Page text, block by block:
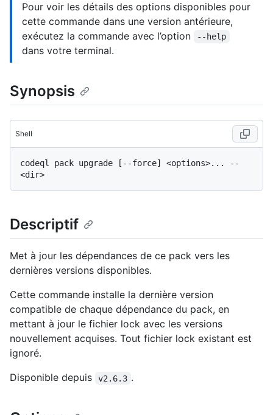
Pour voir les détails des options disponibles pour
cette commande dans une version antérieure,
exécutez la commande avec l’option
--help
dans votre terminal.
Synopsis
Shell
codeql pack upgrade [--force] <options>... --
Descriptif
Met à jour les dépendances de ce pack vers les
dernières versions disponibles.
Cette commande installe la dernière version
compatible de chaque dépendance du pack, en
mettant à jour le fichier lock avec les versions
nouvellement acquises. Tout fichier lock existant est
ignoré.
Disponible depuis
v2.6.3 .